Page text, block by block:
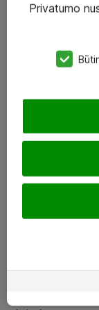
LinkedIn
Privatumo